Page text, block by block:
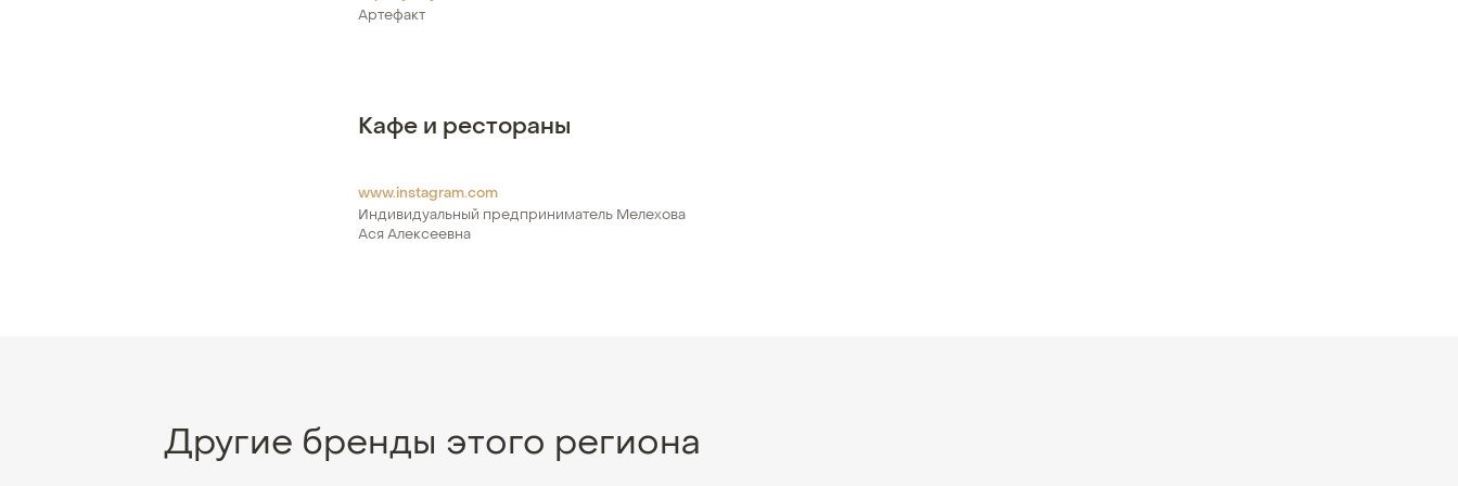
Артефакт
Кафе и рестораны
www.instagram.com
Индивидуальный предприниматель Мелехова
Ася Алексеевна
Другие бренды этого региона